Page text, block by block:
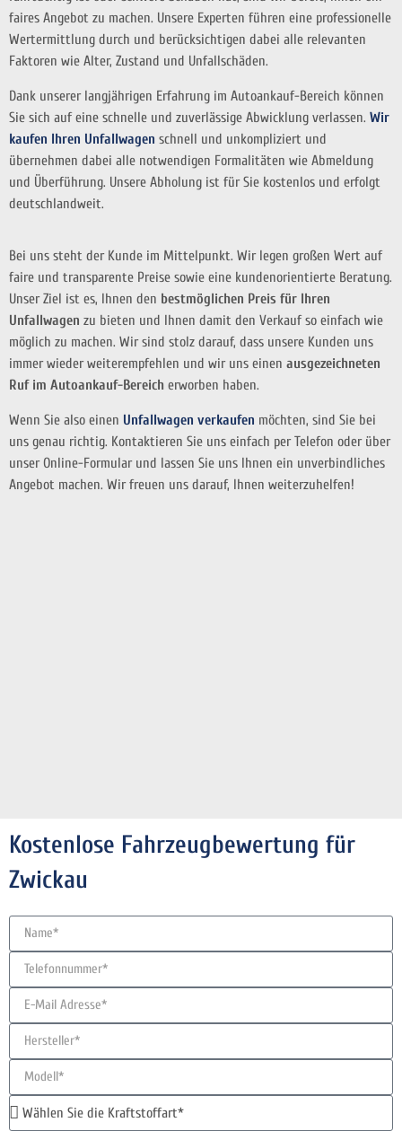
faires Angebot zu machen. Unsere Experten führen eine professionelle
Wertermittlung durch und berücksichtigen dabei alle relevanten
Faktoren wie Alter, Zustand und Unfallschäden.
Dank unserer langjährigen Erfahrung im Autoankauf-Bereich können
Sie sich auf eine schnelle und zuverlässige Abwicklung verlassen. Wir
kaufen Ihren Unfallwagen schnell und unkompliziert und
übernehmen dabei alle notwendigen Formalitäten wie Abmeldung
und Überführung. Unsere Abholung ist für Sie kostenlos und erfolgt
deutschlandweit.
Bei uns steht der Kunde im Mittelpunkt. Wir legen großen Wert auf
faire und transparente Preise sowie eine kundenorientierte Beratung.
Unser Ziel ist es, Ihnen den bestmöglichen Preis für Ihren
Unfallwagen zu bieten und Ihnen damit den Verkauf so einfach wie
möglich zu machen. Wir sind stolz darauf, dass unsere Kunden uns
immer wieder weiterempfehlen und wir uns einen ausgezeichneten
Ruf im Autoankauf-Bereich erworben haben.
Wenn Sie also einen Unfallwagen verkaufen möchten, sind Sie bei
uns genau richtig. Kontaktieren Sie uns einfach per Telefon oder über
unser Online-Formular und lassen Sie uns Ihnen ein unverbindliches
Angebot machen. Wir freuen uns darauf, Ihnen weiterzuhelfen!
Kostenlose Fahrzeugbewertung für
Zwickau